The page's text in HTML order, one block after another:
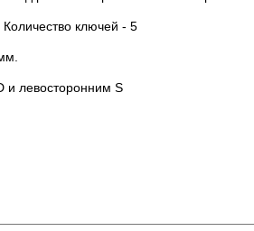
ключей - 5
и левосторонним S